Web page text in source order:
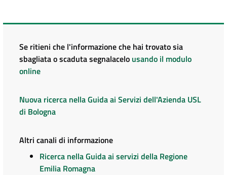
Se ritieni che l'informazione che hai trovato sia
sbagliata o scaduta segnalacelo usando il modulo
online
Nuova ricerca nella Guida ai Servizi dell'Azienda USL
di Bologna
Altri canali di informazione
Ricerca nella Guida ai servizi della Regione
Emilia Romagna